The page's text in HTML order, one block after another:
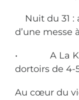
Nuit du 31 :
d’une messe
• A La
dortoirs de 4-
Au cœur du